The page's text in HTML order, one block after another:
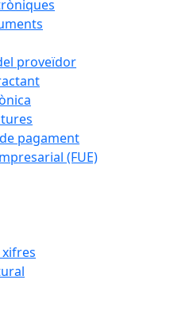
proveïdor
pagament
(FUE)